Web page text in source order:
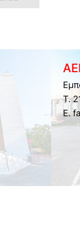
Τ.
E.